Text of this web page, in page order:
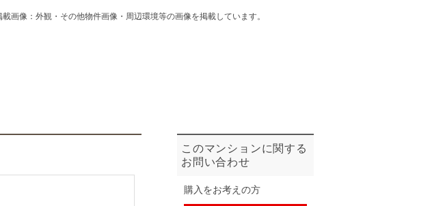
載画像：外観・その他物件画像・周辺環境等の画像を掲載しています。
このマンションに関する
お問い合わせ
購入をお考えの方